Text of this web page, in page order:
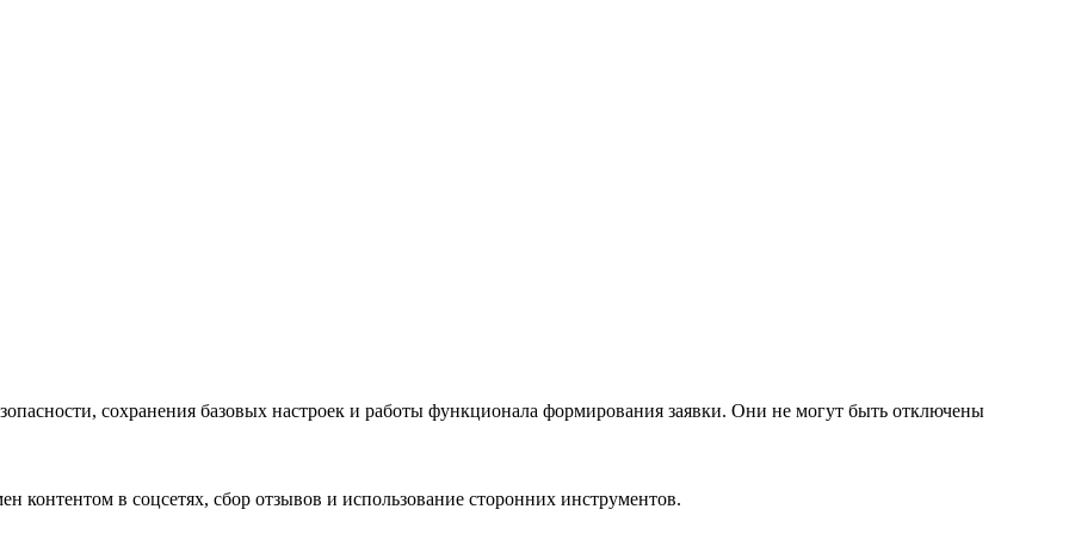
сохранения базовых настроек и работы функционала формирования заявки. Они не могут быть отключены
в соцсетях, сбор отзывов и использование сторонних инструментов.